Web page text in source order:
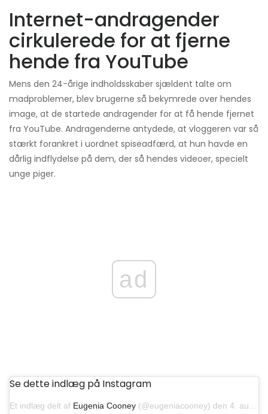
Internet-andragender
cirkulerede for at fjerne
hende fra YouTube
Mens den 24-årige indholdsskaber sjældent talte om
madproblemer, blev brugerne så bekymrede over hendes
image, at de startede andragender for at få hende fjernet
fra YouTube. Andragenderne antydede, at vloggeren var så
stærkt forankret i uordnet spiseadfærd, at hun havde en
dårlig indflydelse på dem, der så hendes videoer, specielt
unge piger.
ad
Se dette indlæg på Instagram
Et indlæg delt af Eugenia Cooney (@eugeniacooney) den 4. august 2018 kl. 8:56 PDT